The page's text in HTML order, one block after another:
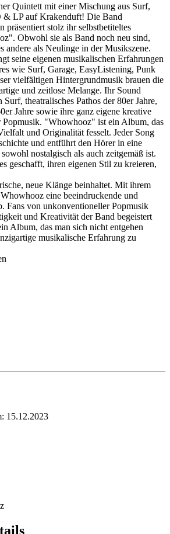
Quintett mit einer Mischung aus Surf,
& LP auf Krakenduft! Die Band
präsentiert stolz ihr selbstbetiteltes
Obwohl sie als Band noch neu sind,
andere als Neulinge in der Musikszene.
seine eigenen musikalischen Erfahrungen
wie Surf, Garage, EasyListening, Punk
vielfältigen Hintergrundmusik brauen die
und zeitlose Melange. Ihr Sound
theatralisches Pathos der 80er Jahre,
Jahre sowie ihre ganz eigene kreative
Popmusik. "Whowhooz" ist ein Album, das
und Originalität fesselt. Jeder Song
und entführt den Hörer in eine
nostalgisch als auch zeitgemäß ist.
geschafft, ihren eigenen Stil zu kreieren,
neue Klänge beinhaltet. Mit ihrem
eine beeindruckende und
Fans von unkonventioneller Popmusik
und Kreativität der Band begeistert
Album, das man sich nicht entgehen
musikalische Erfahrung zu
15.12.2023